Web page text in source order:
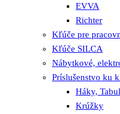
EVVA
Richter
Kľúče pre
Kľúče SILCA
Nábytkové,
Príslušenstvo ku
Háky,
Krúžky